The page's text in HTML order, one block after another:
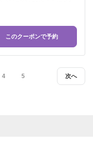
このクーポンで予約
次へ
4 5